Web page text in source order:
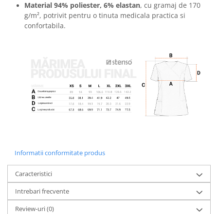
Material 94% poliester, 6% elastan, cu gramaj de 170
g/m², potrivit pentru o tinuta medicala practica si
confortabila.
Informatii conformitate produs
Caracteristici
Intrebari frecvente
Review-uri(0)